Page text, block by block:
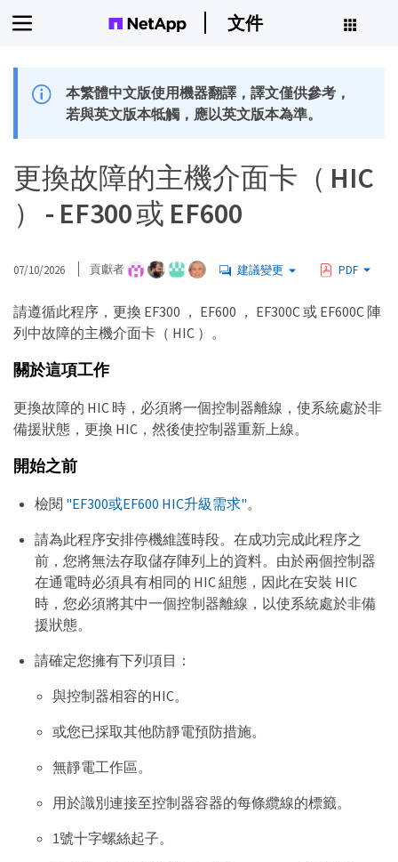
文件
本繁體中文版使用機器翻譯，譯文僅供參考，
若與英文版本牴觸，應以英文版本為準。
更換故障的主機介面卡（ HIC
） - EF300 或 EF600
07/10/2026 貢獻者 建議變更 PDF
請遵循此程序，更換 EF300 ， EF600 ， EF300C 或 EF600C 陣
列中故障的主機介面卡（ HIC ）。
關於這項工作
更換故障的 HIC 時，必須將一個控制器離線，使系統處於非
備援狀態，更換 HIC，然後使控制器重新上線。
開始之前
檢閱 "EF300或EF600 HIC升級需求"。
請為此程序安排停機維護時段。在成功完成此程序之
前，您將無法存取儲存陣列上的資料。由於兩個控制器
在通電時必須具有相同的 HIC 組態，因此在安裝 HIC
時，您必須將其中一個控制器離線，以使系統處於非備
援狀態。
請確定您擁有下列項目：
與控制器相容的HIC。
或您已採取其他防靜電預防措施。
無靜電工作區。
用於識別連接至控制器容器的每條纜線的標籤。
1號十字螺絲起子。